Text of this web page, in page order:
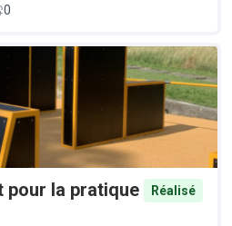
0
pour la pratique
Réalisé